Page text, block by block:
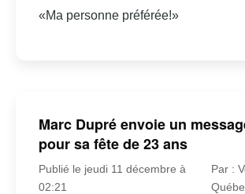
«Ma personne préférée!»
Marc Dupré envoie un
pour sa fête de 23 ans
Publié le jeudi 11 décembre à
02:21
Par :